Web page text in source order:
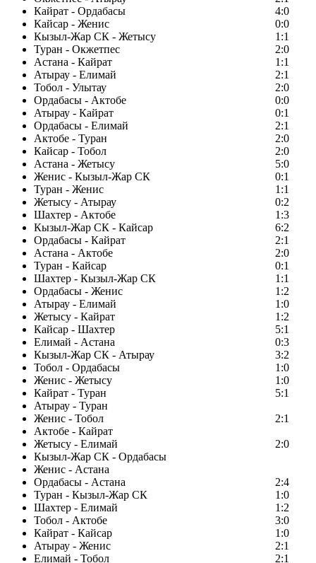
Кайрат - Ордабасы
4:0
Кайсар - Женис
0:0
Кызыл-Жар СК - Жетысу
1:1
Туран - Окжетпес
2:0
Астана - Кайрат
1:1
Атырау - Елимай
2:1
Тобол - Улытау
2:0
Ордабасы - Актобе
0:0
Атырау - Кайрат
0:1
Ордабасы - Елимай
2:1
Актобе - Туран
2:0
Кайсар - Тобол
2:0
Астана - Жетысу
5:0
Женис - Кызыл-Жар СК
0:1
Туран - Женис
1:1
Жетысу - Атырау
0:2
Шахтер - Актобе
1:3
Кызыл-Жар СК - Кайсар
6:2
Ордабасы - Кайрат
2:1
Астана - Актобе
2:0
Туран - Кайсар
0:1
Шахтер - Кызыл-Жар СК
1:1
Ордабасы - Женис
1:2
Атырау - Елимай
1:0
Жетысу - Кайрат
1:2
Кайсар - Шахтер
5:1
Елимай - Астана
0:3
Кызыл-Жар СК - Атырау
3:2
Тобол - Ордабасы
1:0
Женис - Жетысу
1:0
Кайрат - Туран
5:1
Атырау - Туран
Женис - Тобол
2:1
Актобе - Кайрат
Жетысу - Елимай
2:0
Кызыл-Жар СК - Ордабасы
Женис - Астана
Ордабасы - Астана
2:4
Туран - Кызыл-Жар СК
1:0
Шахтер - Елимай
1:2
Тобол - Актобе
3:0
Кайрат - Кайсар
1:0
Атырау - Женис
2:1
Елимай - Тобол
2:1